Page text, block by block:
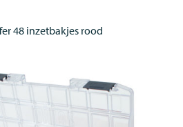
48 inzetbakjes rood